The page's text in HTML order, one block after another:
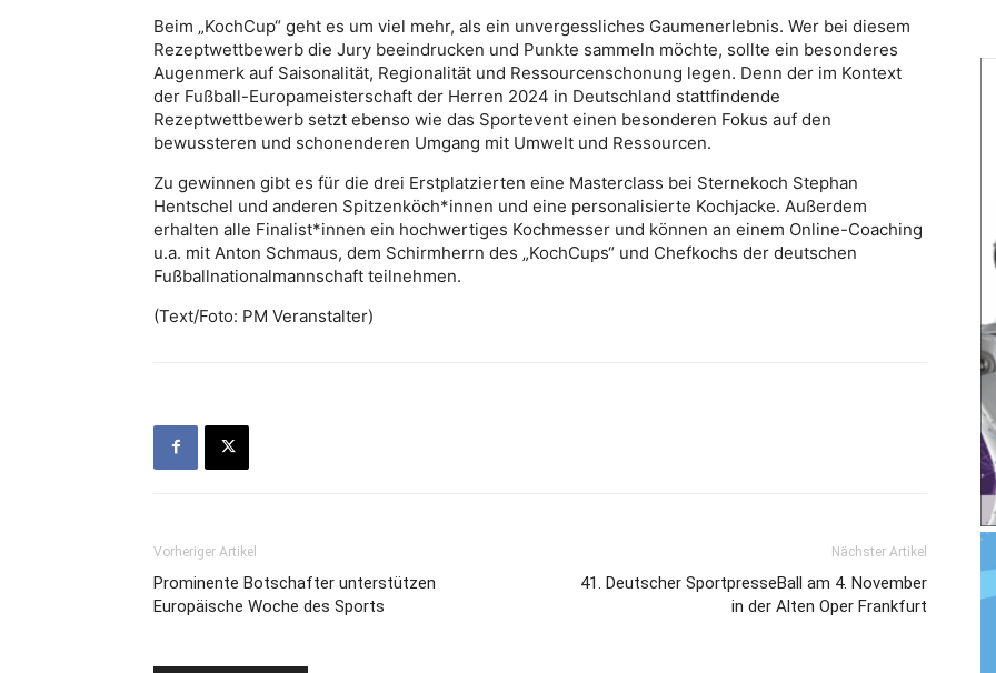
Beim „KochCup“ geht es um viel mehr, als ein unvergessliches Gaumenerlebnis. Wer bei diesem
Rezeptwettbewerb die Jury beeindrucken und Punkte sammeln möchte, sollte ein besonderes
Augenmerk auf Saisonalität, Regionalität und Ressourcenschonung legen. Denn der im Kontext
der Fußball-Europameisterschaft der Herren 2024 in Deutschland stattfindende
Rezeptwettbewerb setzt ebenso wie das Sportevent einen besonderen Fokus auf den
bewussteren und schonenderen Umgang mit Umwelt und Ressourcen.
Zu gewinnen gibt es für die drei Erstplatzierten eine Masterclass bei Sternekoch Stephan
Hentschel und anderen Spitzenköch*innen und eine personalisierte Kochjacke. Außerdem
erhalten alle Finalist*innen ein hochwertiges Kochmesser und können an einem Online-Coaching
u.a. mit Anton Schmaus, dem Schirmherrn des „KochCups“ und Chefkochs der deutschen
Fußballnationalmannschaft teilnehmen.
(Text/Foto: PM Veranstalter)
Vorheriger Artikel
Prominente Botschafter unterstützen
Europäische Woche des Sports
Nächster Artikel
41. Deutscher SportpresseBall am 4. November
in der Alten Oper Frankfurt